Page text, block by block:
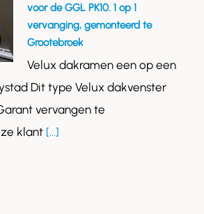
voor de GGL PK10. 1 op 1
vervanging, gemonteerd te
Grootebroek
Velux dakramen een op een
Dit type Velux dakvenster
vervangen te
klant [...]